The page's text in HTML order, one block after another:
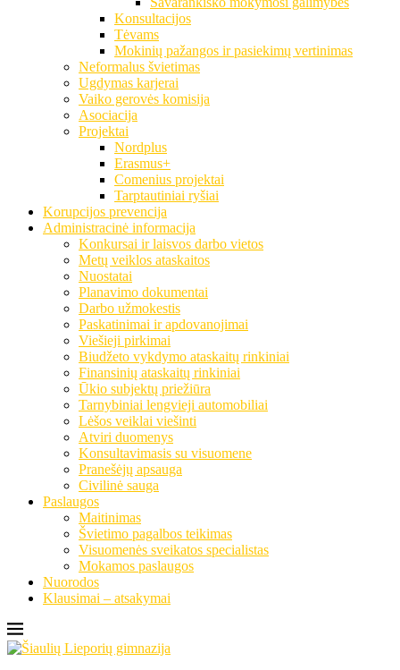
Konsultacijos
Tėvams
Mokinių pažangos ir pasiekimų vertinimas
Neformalus švietimas
Ugdymas karjerai
Vaiko gerovės komisija
Asociacija
Projektai
Nordplus
Erasmus+
Comenius projektai
Tarptautiniai ryšiai
Korupcijos prevencija
Administracinė informacija
Konkursai ir laisvos darbo vietos
Metų veiklos ataskaitos
Nuostatai
Planavimo dokumentai
Darbo užmokestis
Paskatinimai ir apdovanojimai
Viešieji pirkimai
Biudžeto vykdymo ataskaitų rinkiniai
Finansinių ataskaitų rinkiniai
Ūkio subjektų priežiūra
Tarnybiniai lengvieji automobiliai
Lėšos veiklai viešinti
Atviri duomenys
Konsultavimasis su visuomene
Pranešėjų apsauga
Civilinė sauga
Paslaugos
Maitinimas
Švietimo pagalbos teikimas
Visuomenės sveikatos specialistas
Mokamos paslaugos
Nuorodos
Klausimai – atsakymai